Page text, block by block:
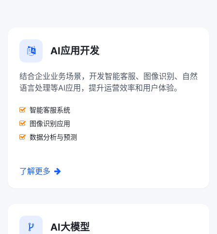
AI应用开发
结合企业业务场景，开发智能客服、图像识别、自然
语言处理等AI应用，提升运营效率和用户体验。
智能客服系统
图像识别应用
数据分析与预测
了解更多
AI大模型